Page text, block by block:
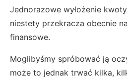
Jednorazowe wyłożenie
niestety przekracza obecnie
finansowe.
Moglibyśmy spróbować ją
może to jednak trwać kilka,